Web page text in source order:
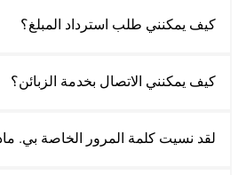
كيف يمكنني طلب استرداد المبلغ؟
كيف يمكنني الاتصال بخدمة الزبائن؟
لقد نسيت كلمة المرور الخاصة بي.